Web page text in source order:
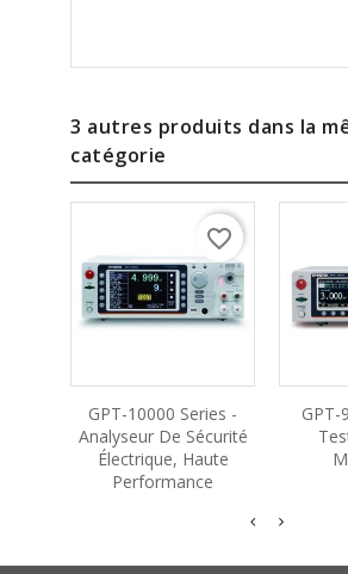
3 autres produits dans la
catégorie
GPT-10000 Series -
Analyseur De Sécurité
Électrique, Haute
Performance
favorite_border
GPT-